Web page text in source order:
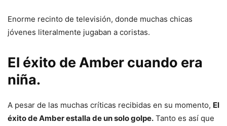
Enorme recinto de televisión, donde muchas chicas
jóvenes literalmente jugaban a coristas.
El éxito de Amber cuando era
niña.
A pesar de las muchas críticas recibidas en su momento, El
éxito de Amber estalla de un solo golpe. Tanto es así que